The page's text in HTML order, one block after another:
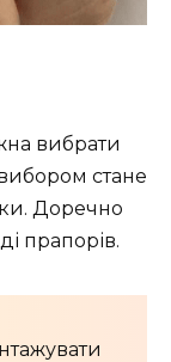
вибрати
стане
Доречно
прапорів.